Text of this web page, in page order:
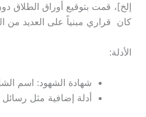
إلخ]، قمت بتوقيع أوراق الطلاق
كان قراري مبنياً على العديد من
الأدلة:
شهادة الشهود: اسم
أدلة إضافية مثل رسائل